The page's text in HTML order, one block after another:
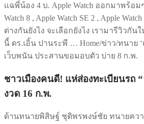
แฉพี่น้อง 4 บ. Apple Watch ออกมาพร้อม
Watch 8 , Apple Watch SE 2 , Apple
ต่างกันยังไง จะเลือกยังไง เรามารีวิวกัน
นี้ ดร.เอิ้น ปานระพี … Home/ข่าว/ทนาย
เว็บพนัน ประสานขอมอบตัว บ่าย 8 ก.พ.
ชาวเมืองคนดี! แห่ส่องทะเบียนรถ
งวด 16 ก.พ.
ด้านทนายพิสิษฐ์ ชุติพรพงษ์ชัย ทนายคว